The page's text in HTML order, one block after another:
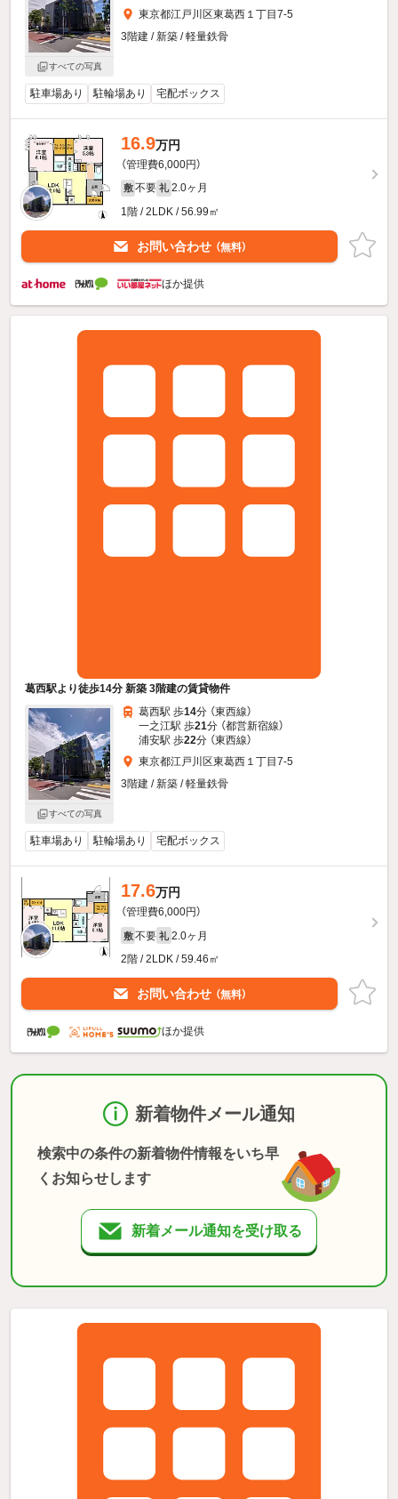
すべての写真
東京都江戸川区東葛西１丁目7-5
3階建 / 新築 / 軽量鉄骨
駐車場あり 駐輪場あり 宅配ボックス
16.9万円
（管理費6,000円）
敷 不要 礼 2.0ヶ月
1階 / 2LDK / 56.99㎡
お問い合わせ （無料）
ほか提供
葛西駅より徒歩14分 新築 3階建の賃貸物件
すべての写真
葛西駅 歩14分 （東西線）
一之江駅 歩21分 （都営新宿線）
浦安駅 歩22分 （東西線）
東京都江戸川区東葛西１丁目7-5
3階建 / 新築 / 軽量鉄骨
駐車場あり 駐輪場あり 宅配ボックス
17.6万円
（管理費6,000円）
敷 不要 礼 2.0ヶ月
2階 / 2LDK / 59.46㎡
お問い合わせ （無料）
ほか提供
新着物件メール通知
検索中の条件の新着物件情報をいち早
くお知らせします
新着メール通知を受け取る